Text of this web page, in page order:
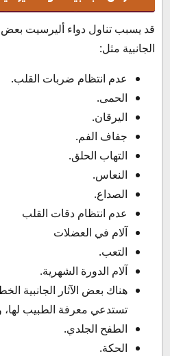
قد يسبب تناول دواء أليرسيت بعض
الجانبية مثل:
عدم انتظام ضربات القلب.
الحمى.
اليرقان.
جفاف الفم.
التهاب الحلق.
النعاس.
الصداع.
عدم انتظام دقات القلب
آلام في العضلات
التعب.
آلام الدورة الشهرية.
هناك بعض الآثار الجانبية
تستدعي معرفة الطبيب
الطفح الجلدي.
الحكة.